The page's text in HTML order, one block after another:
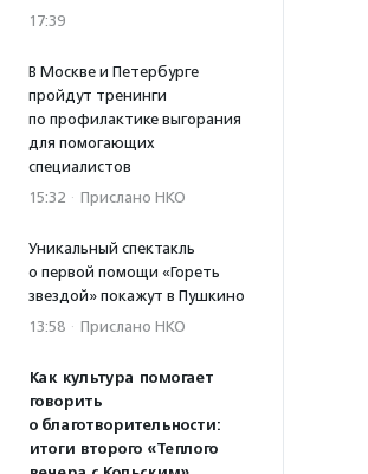
17:39
В Москве и Петербурге
пройдут тренинги
по профилактике выгорания
для помогающих
специалистов
15:32 · Прислано НКО
Уникальный спектакль
о первой помощи «Гореть
звездой» покажут в Пушкино
13:58 · Прислано НКО
Как культура помогает
говорить
о благотворительности:
итоги второго «Теплого